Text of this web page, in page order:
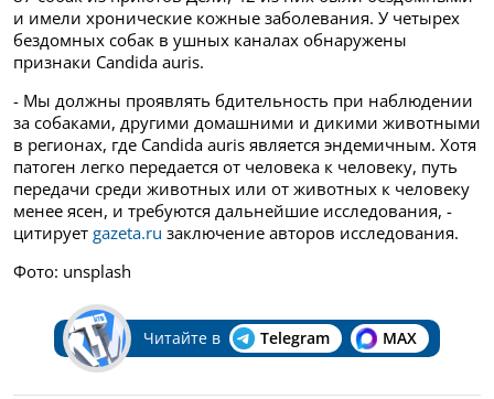
и имели хронические кожные заболевания. У четырех
бездомных собак в ушных каналах обнаружены
признаки Candida auris.
- Мы должны проявлять бдительность при наблюдении
за собаками, другими домашними и дикими животными
в регионах, где Candida auris является эндемичным. Хотя
патоген легко передается от человека к человеку, путь
передачи среди животных или от животных к человеку
менее ясен, и требуются дальнейшие исследования, -
цитирует gazeta.ru заключение авторов исследования.
Фото: unsplash
Читайте в Telegram MAX